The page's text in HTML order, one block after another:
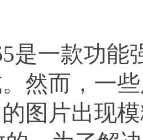
是一款功能
然而，一
的图片出现